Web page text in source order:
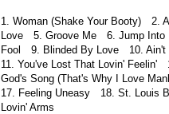
1. Woman (Shake Your Booty) 2.
Love 5. Groove Me 6. Jump Into
Fool 9. Blinded By Love 10. Ain't
11. You've Lost That Lovin'
God's Song (That's Why I Love
17. Feeling Uneasy 18. St. Louis
Lovin' Arms